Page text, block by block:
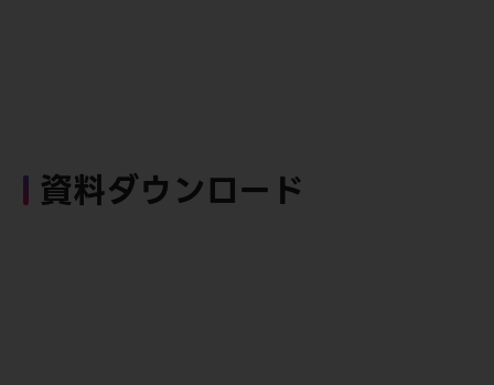
資料ダウンロード